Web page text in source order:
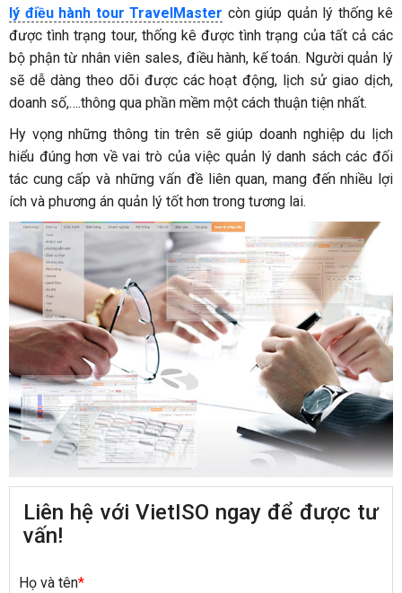
lý điều hành tour TravelMaster còn giúp quản lý thống kê
được tình trạng tour, thống kê được tình trạng của tất cả các
bộ phận từ nhân viên sales, điều hành, kế toán. Người quản lý
sẽ dễ dàng theo dõi được các hoạt động, lịch sử giao dịch,
doanh số,….thông qua phần mềm một cách thuận tiện nhất.
Hy vọng những thông tin trên sẽ giúp doanh nghiệp du lịch
hiểu đúng hơn về vai trò của việc quản lý danh sách các đối
tác cung cấp và những vấn đề liên quan, mang đến nhiều lợi
ích và phương án quản lý tốt hơn trong tương lai.
Liên hệ với VietISO ngay để được tư
vấn!
Họ và tên*